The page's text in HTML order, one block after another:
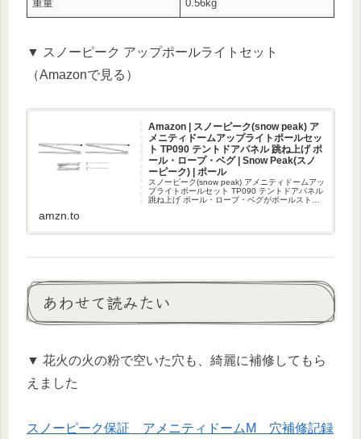
重量 0.56kg
▼ スノーピーク アップポールライトセット
（Amazonで見る）
Amazon | スノーピーク(snow peak) ア
メニティドームアップライトポールセッ
ト TP090 テントドアパネル 跳ね上げ ポ
ール・ロープ・ベグ | Snow Peak(スノ
ーピーク) | ポール
スノーピーク(snow peak) アメニティドームアッ
プライトポールセット TP090 テントドアパネル
跳ね上げ ポール・ロープ・ベグがポールストア
amzn.to
あわせて読みたい
▼ 花火の火の粉で空いた穴も、綺麗に補修してもら
えました
スノーピーク保証 アメニティドームM 穴補修記録